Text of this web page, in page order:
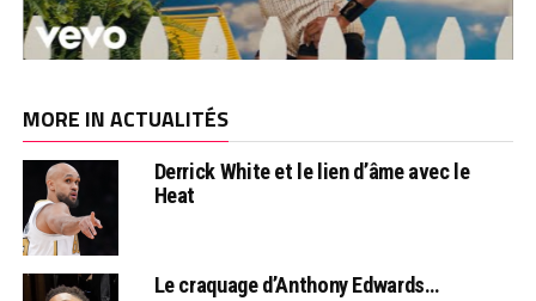
MORE IN ACTUALITÉS
Derrick White et le lien d’âme avec le
Heat
Le craquage d’Anthony Edwards…